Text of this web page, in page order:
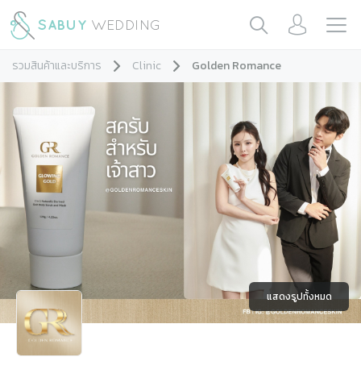
รวมสินค้าและบริการ Clinic Golden Romance
แสดงรูปทั้งหมด